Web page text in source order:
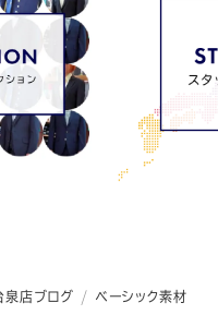
泉店ブログ ベーシック素材